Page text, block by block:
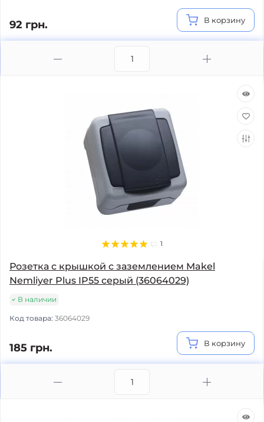
92 грн. В корзину
1
Розетка с крышкой с заземлением Makel
Nemliyer Plus IP55 серый (36064029)
В наличии
Код товара: 36064029
185 грн. В корзину